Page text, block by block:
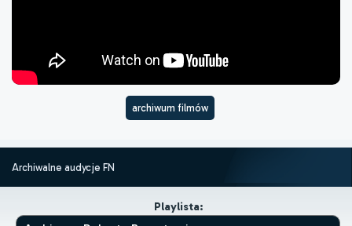
archiwum filmów
Archiwalne audycje FN
Playlista: